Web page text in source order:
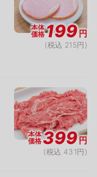
本体
価格199円
(税込 215円)
本体
価格399円
(税込 431円)